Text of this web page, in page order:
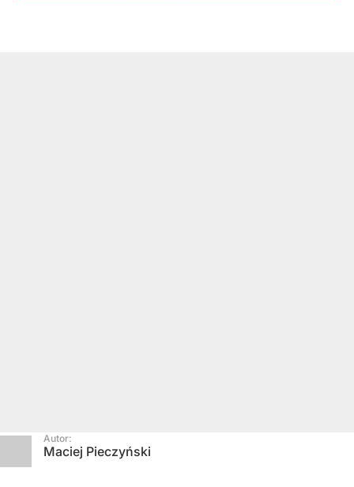
Autor:
Maciej Pieczyński